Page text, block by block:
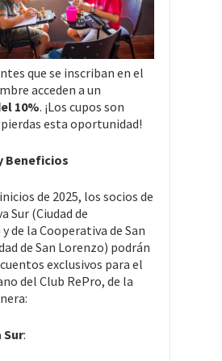
que se inscriban en el
acceden a un
10%. ¡Los cupos son
esta oportunidad!
Beneficios
de 2025, los socios de
Sur (Ciudad de
de la Cooperativa de San
de San Lorenzo) podrán
exclusivos para el
del Club RePro, de la
Sur: